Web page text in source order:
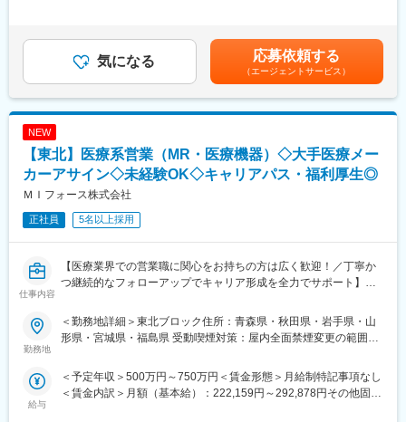
【IQVIAサービシーズジャパンについて】
・世界100以上の国と地域／8万人の社員が、医薬品の臨床開発～
プロモーションに携わり、市場を流通するほぼすべての医薬品に
関与しています
・日本においても業界トップシェアを誇り、常時100以上のPJが
稼働しています
変更の範囲：会社の定める業務
医師、薬剤師に課題解決するための医薬品情報を提供、副作用情
報を収集を行っていただきます。
《具体的には...》
■新薬のプロモーション
■ジェネリック医薬品のプロモーション
※プロジェクトの状況によっては、選考保留（ご紹介できるプロジ
ェクトが出るまで保留）となる場合もございますのであらかじめ
ご認識の程よろしくお願いします※
【魅力ポイント】
初任地希望だけでなく、エリアを跨いでの転勤はないため、転勤
負担が軽減できます。2ndプロジェクト以降も希望や適性に応じ
■キャリアの選択肢を広げる働き方：
スペシャリティ領域への挑戦、新薬PJなど市場価値を高める機
を通じて、その時々に応じたプロジェクトを提示するなどフレキ
シブルにキャリアが形成できます。その他、本社部門（マネージ
度支給）※ただし支給条件有。賃金はあくまでも目安の金額であ
り、選考を通じて上下する可能性があります。月給(月額)は固定手
当を含めた表記です。
気になる 応募依頼する
（エージェントサービス）
NEW
【東北】医療系営業（MR・医療機器）◇大手医療メー
カーアサイン◇未経験OK◇キャリアパス・福利厚生◎
ＭＩフォース株式会社
正社員 5名以上採用
仕事内容
【医療業界での営業職に関心をお持ちの方は広く歓迎！／丁寧か
つ継続的なフォローアップでキャリア形成を全力でサポート】
■業務内容：
医療系総合職として製薬メーカーや医療機器メーカー等業務を委
クトへアサイン予定です。グローバルトップメーカーなど様々な
PJTに携わる事が出来ます。
勤務地
＜勤務地詳細＞東北ブロック住所：青森県・秋田県・岩手県・山
形県・宮城県・福島県 受動喫煙対策：屋内全面禁煙変更の範囲：
給与
＜予定年収＞500万円～750万円＜賃金形態＞月給制特記事項なし
＜賃金内訳＞月額（基本給）：222,159円～292,878円その他固定